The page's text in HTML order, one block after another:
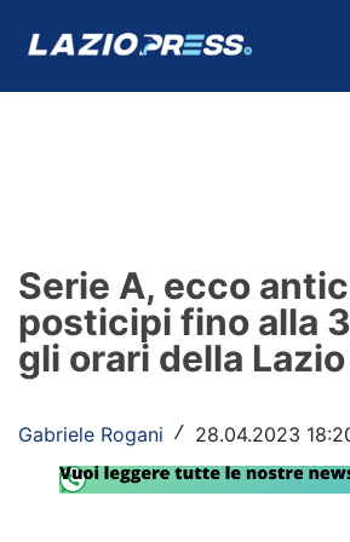
Formello
Infortuni
Calciomercato
Serie A, ecco
posticipi fino alla
gli orari della Lazio
Gabriele Rogani / 28.04.2023